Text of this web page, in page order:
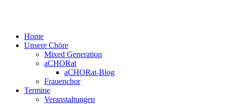
Home
Unsere Chöre
Mixed Generation
aCHORat
aCHORat-Blog
Frauenchor
Termine
Veranstaltungen